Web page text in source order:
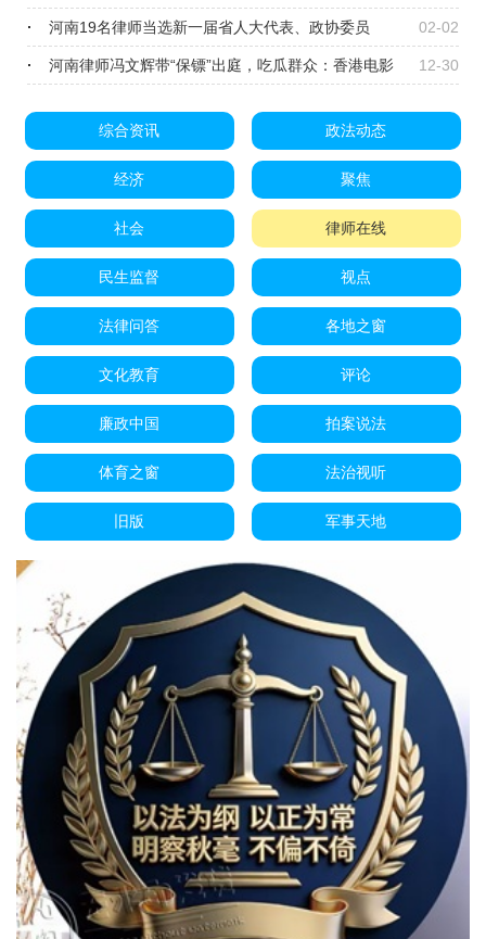
师资源 02-02
河南19名律师当选新一届省人大代表、政协委员
12-30
河南律师冯文辉带“保镖”出庭，吃瓜群众：香港电影
综合资讯
政法动态
经济 聚焦
社会 律师在线
民生监督 视点
法律问答 各地之窗
文化教育 评论
廉政中国 拍案说法
体育之窗 法治视听
旧版 军事天地